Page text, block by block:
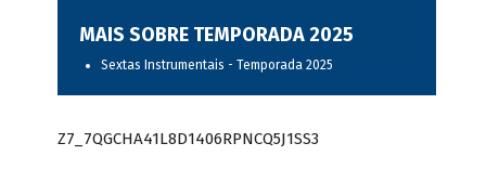
MAIS SOBRE TEMPORADA 2025
Sextas Instrumentais - Temporada 2025
Z7_7QGCHA41L8D1406RPNCQ5J1SS3